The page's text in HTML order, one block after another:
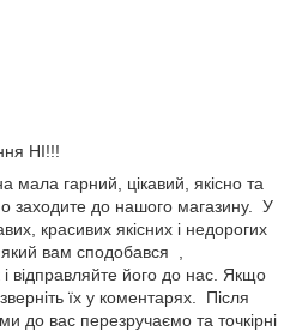
НІ!!!
гарний, цікавий, якісно та
заходите до нашого магазину. У
красивих якісних і недорогих
вам сподобався ,
відправляйте його до нас. Якщо
їх у коментарях. Після
вас перезручаємо та точкірні